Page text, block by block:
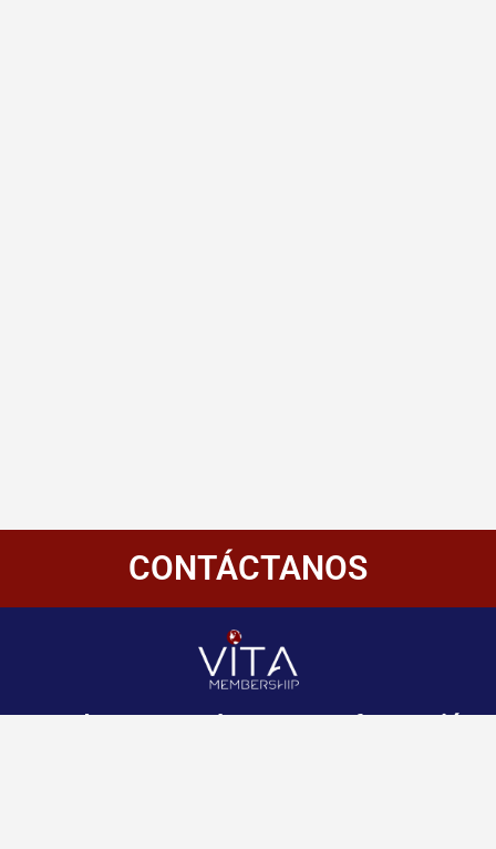
CONTÁCTANOS
Redes
Enlaces
Información